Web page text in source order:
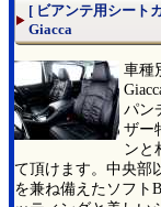
[ ビアンテ用シート
Giacca
車種
パン
ザー
ンと
て頂けます。中央部
を兼ね備えたソフト